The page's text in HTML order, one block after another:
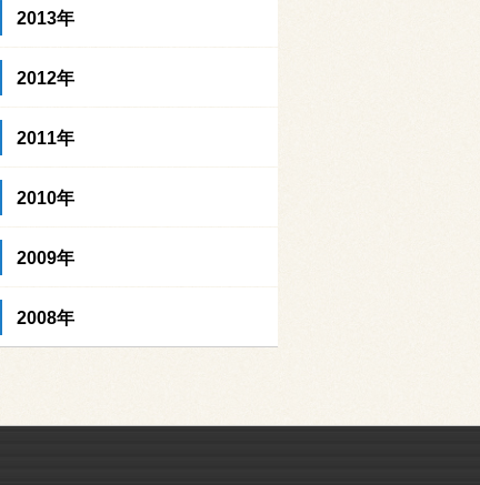
2013年
2012年
2011年
2010年
2009年
2008年